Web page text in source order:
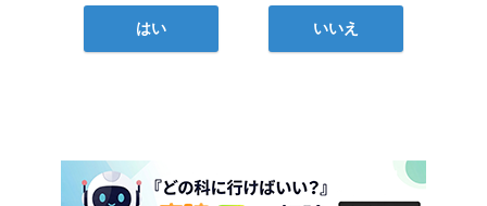
はい いいえ